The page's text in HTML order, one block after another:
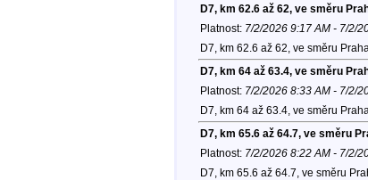
D7, km 62.6 až 62, ve směru
Platnost: 7/2/2026 9:17 AM - 7/2/
D7, km 62.6 až 62, ve směru
D7, km 64 až 63.4, ve směru
Platnost: 7/2/2026 8:33 AM - 7/2/
D7, km 64 až 63.4, ve směru
D7, km 65.6 až 64.7, ve směru
Platnost: 7/2/2026 8:22 AM - 7/2/
D7, km 65.6 až 64.7, ve směru